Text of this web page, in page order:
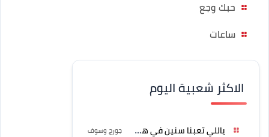
حبك وجع
ساعات
الاكثر شعبية اليوم
ياللي تعبنا سنين في هواه جورج وسوف